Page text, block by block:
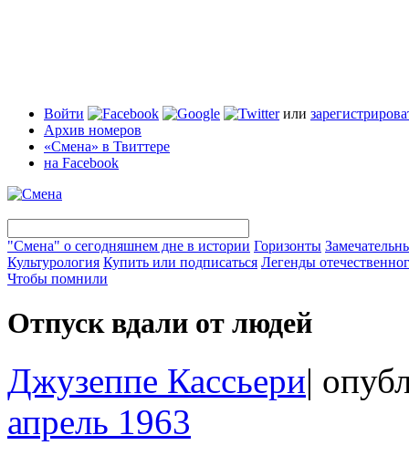
Войти или
Архив номеров
«Смена» в Твиттере
на Facebook
"Смена" о сегодняшнем дне в истории Горизонты
Культурология Купить или подписаться Легенды
Чтобы помнили
Отпуск вдали от людей
Джузеппе Кассьери|
апрель 1963